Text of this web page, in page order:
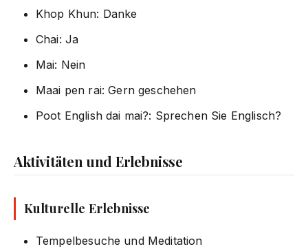
Khop Khun: Danke
Chai: Ja
Mai: Nein
Maai pen rai: Gern geschehen
Poot English dai mai?: Sprechen Sie Englisch?
Aktivitäten und Erlebnisse
Kulturelle Erlebnisse
Tempelbesuche und Meditation